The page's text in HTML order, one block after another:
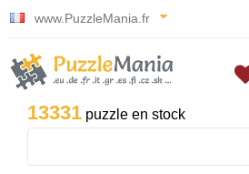
www.PuzzleMania.fr
13331 puzzle en stock